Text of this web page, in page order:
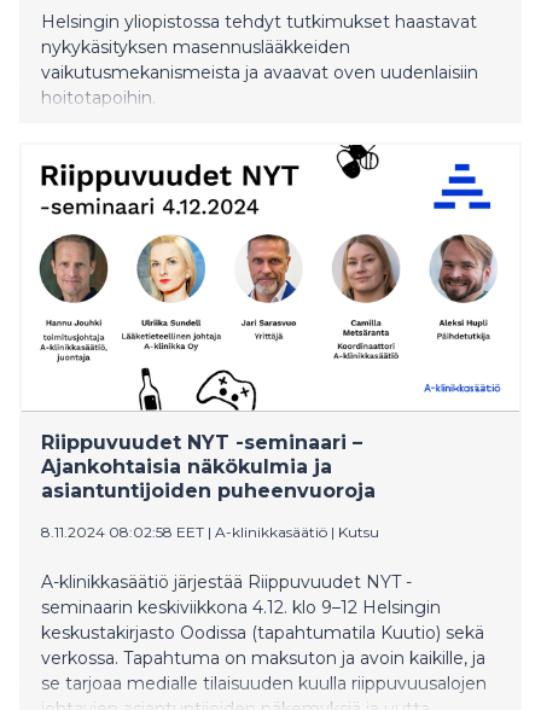
Helsingin yliopistossa tehdyt tutkimukset haastavat
nykykäsityksen masennuslääkkeiden
vaikutusmekanismeista ja avaavat oven uudenlaisiin
hoitotapoihin.
Riippuvuudet NYT -seminaari –
Ajankohtaisia näkökulmia ja
asiantuntijoiden puheenvuoroja
8.11.2024 08:02:58 EET | A-klinikkasäätiö | Kutsu
A-klinikkasäätiö järjestää Riippuvuudet NYT -
seminaarin keskiviikkona 4.12. klo 9–12 Helsingin
keskustakirjasto Oodissa (tapahtumatila Kuutio) sekä
verkossa. Tapahtuma on maksuton ja avoin kaikille, ja
se tarjoaa medialle tilaisuuden kuulla riippuvuusalojen